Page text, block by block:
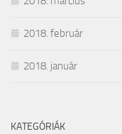
2018. február
2018. január
KATEGÓRIÁK